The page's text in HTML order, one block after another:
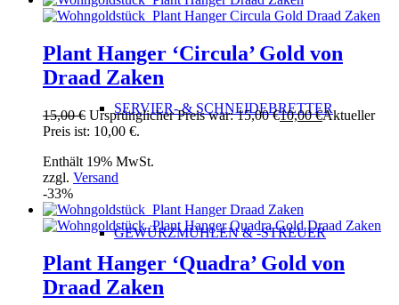
SERVIER- & SCHNEIDEBRETTER
GEWÜRZMÜHLEN & -STREUER
Plant Hanger ‘Circula’ Gold von
Draad Zaken
15,00€ Ursprünglicher Preis war: 15,00 €10,00€Aktueller
Preis ist: 10,00 €.
Enthält 19% MwSt.
zzgl. Versand
-33%
Plant Hanger ‘Quadra’ Gold von
Draad Zaken